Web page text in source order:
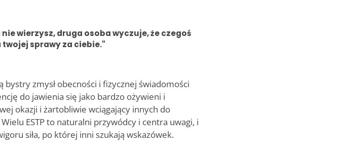
wierzysz, druga osoba wyczuje, że czegoś
sprawy za ciebie."
bystry zmysł obecności i fizycznej świadomości
do jawienia się jako bardzo ożywieni i
okazji i żartobliwie wciągający innych do
ESTP to naturalni przywódcy i centra uwagi, i
siła, po której inni szukają wskazówek.